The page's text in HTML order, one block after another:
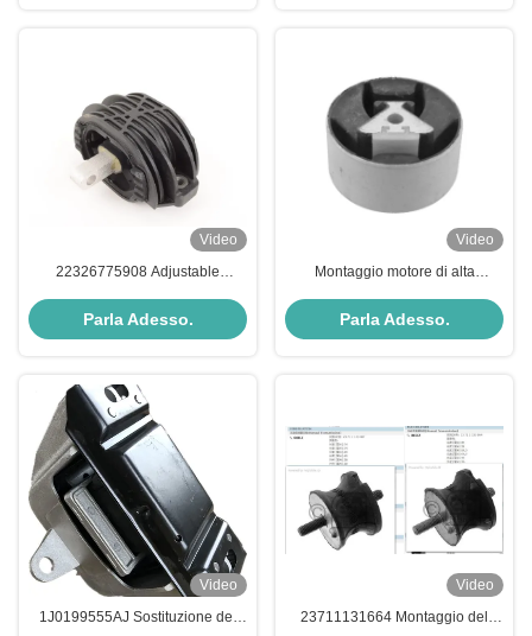
Video
22326775908 Adjustable
Resistance Easy Assembly
Parla Adesso.
Video
Montaggio motore di alta
Montaggio motore posteriore
Parla Adesso.
Video
1J0199555AJ Sostituzione del
Video
23711131664 Montaggio del